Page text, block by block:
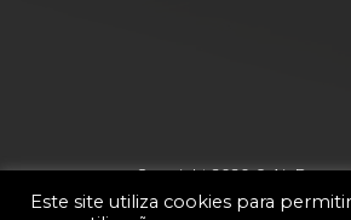
Copyright 2020 © Air Dream
Este site utiliza cookies para